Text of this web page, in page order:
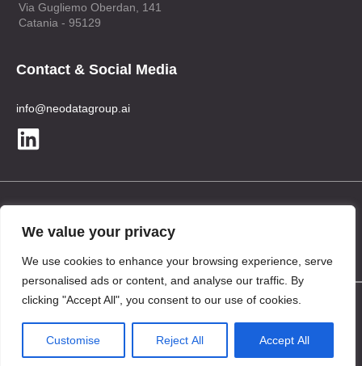
We value your privacy
We use cookies to enhance your browsing experience, serve
personalised ads or content, and analyse our traffic. By
clicking "Accept All", you consent to our use of cookies.
Customise Reject All Accept All
Via Gugliemo Oberdan, 141
Catania - 95129
Contact & Social Media
info@neodatagroup.ai